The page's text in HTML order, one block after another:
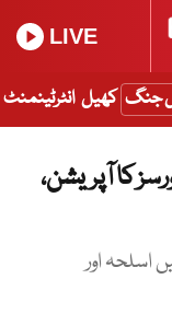
LIVE
جنگ کھیل انٹرٹینمنٹ
کا آپریشن،
اور